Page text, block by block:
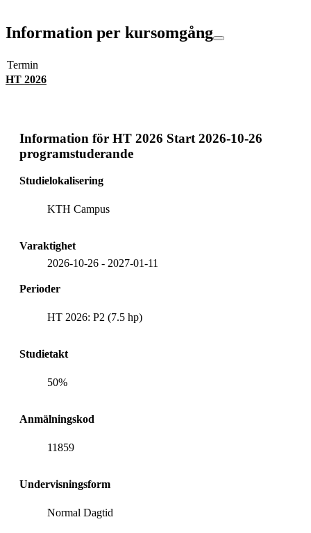
Information per kursomgång
Termin
HT 2026
Information för HT 2026 Start 2026-10-26
programstuderande
Studielokalisering
KTH Campus
Varaktighet
2026-10-26 - 2027-01-11
Perioder
HT 2026: P2 (7.5 hp)
Studietakt
50%
Anmälningskod
11859
Undervisningsform
Normal Dagtid